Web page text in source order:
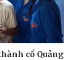
cổ Quảng